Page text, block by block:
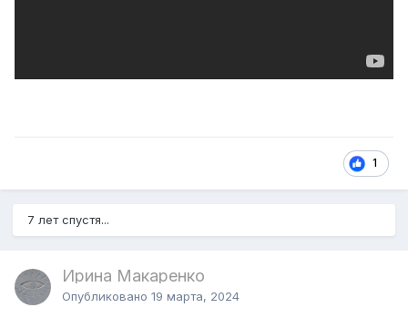
1
7 лет спустя...
Ирина Макаренко
Опубликовано 19 марта, 2024